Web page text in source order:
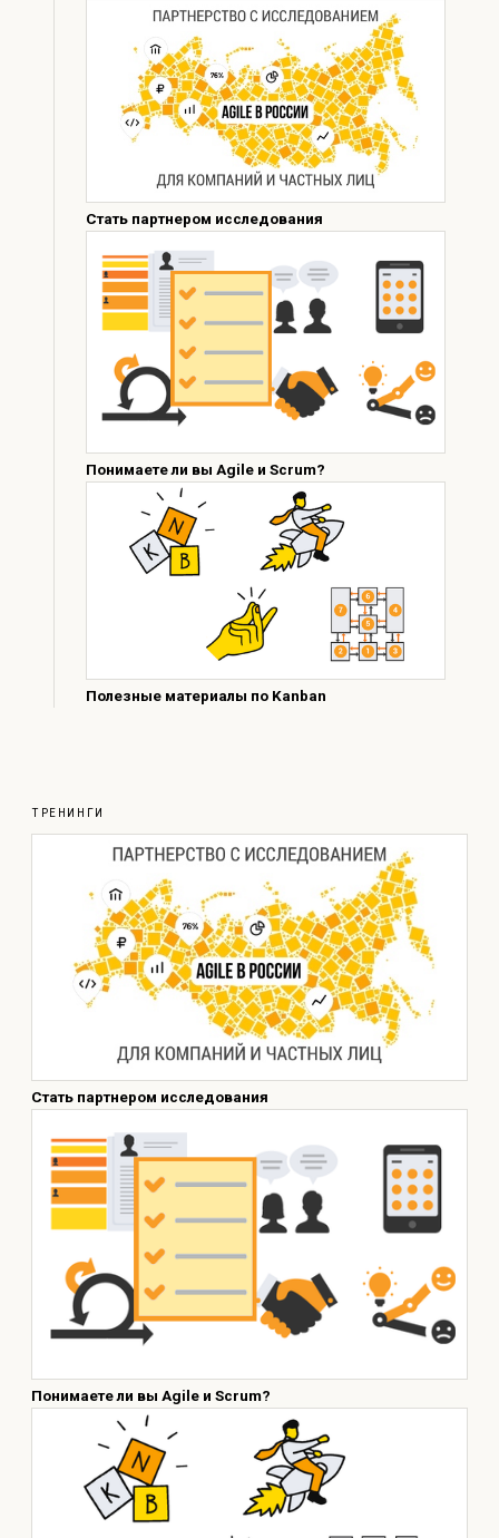
Стать партнером исследования
Понимаете ли вы Agile и Scrum?
Полезные материалы по Kanban
ТРЕНИНГИ
Стать партнером исследования
Понимаете ли вы Agile и Scrum?